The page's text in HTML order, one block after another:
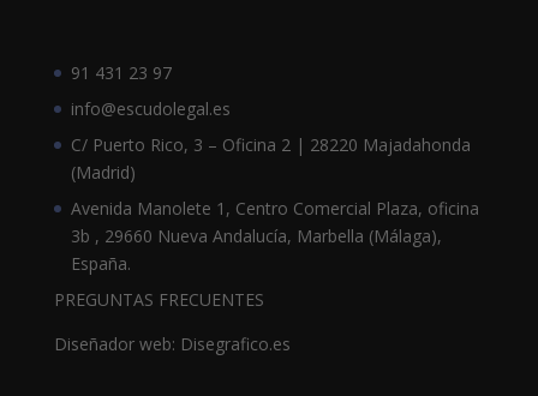
91 431 23 97
info@escudolegal.es
C/ Puerto Rico, 3 – Oficina 2 | 28220 Majadahonda
(Madrid)
Avenida Manolete 1, Centro Comercial Plaza, oficina
3b , 29660 Nueva Andalucía, Marbella (Málaga),
España.
PREGUNTAS FRECUENTES
Diseñador web: Disegrafico.es